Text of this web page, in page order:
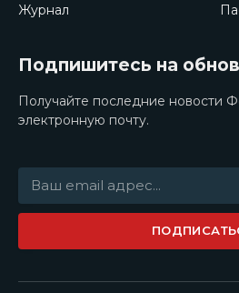
Журнал
Подпишитесь на
Получайте последние новости
электронную почту.